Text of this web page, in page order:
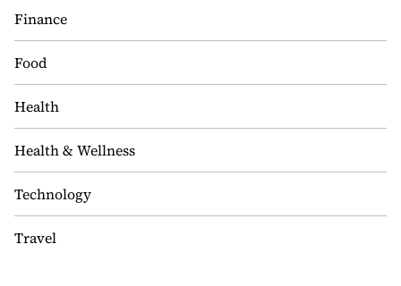
Finance
Food
Health
Health & Wellness
Technology
Travel